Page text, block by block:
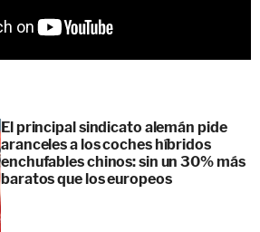
El principal sindicato alemán pide
aranceles a los coches híbridos
enchufables chinos: sin un 30% más
baratos que los europeos